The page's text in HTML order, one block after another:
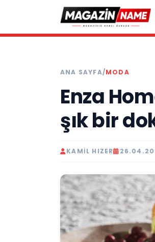
ANA SAYFA/MODA
Enza
şık bir
KAMIL HIZER